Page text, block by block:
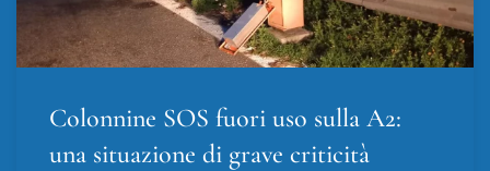
Colonnine SOS fuori uso sulla A2:
una situazione di grave criticità